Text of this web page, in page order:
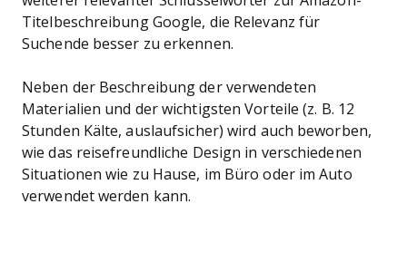
Titelbeschreibung Google, die Relevanz für
Suchende besser zu erkennen.
Neben der Beschreibung der verwendeten
Materialien und der wichtigsten Vorteile (z. B. 12
Stunden Kälte, auslaufsicher) wird auch beworben,
wie das reisefreundliche Design in verschiedenen
Situationen wie zu Hause, im Büro oder im Auto
verwendet werden kann.